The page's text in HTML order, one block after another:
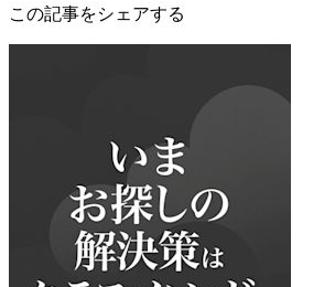
この記事をシェアする